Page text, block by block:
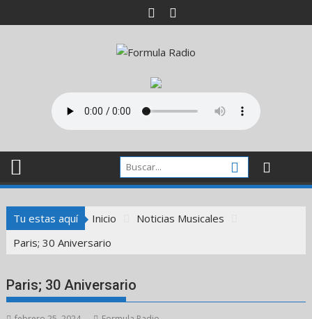
al
Tu estas aquí Inicio
Noticias Musicales
Paris; 30 Aniversario
Paris; 30 Aniversario